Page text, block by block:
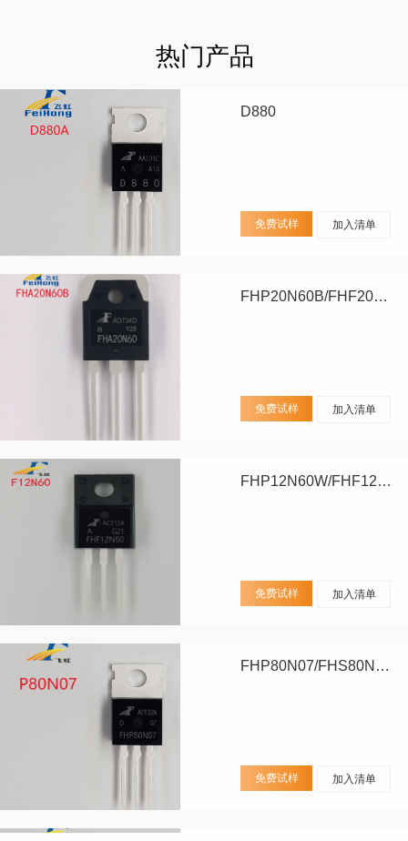
热门产品
D880
免费试样 加入清单
FHP20N60B/FHF20N60B/FHA20N60B
免费试样 加入清单
FHP12N60W/FHF12N60W
免费试样 加入清单
FHP80N07/FHS80N07/FHD80N07
免费试样 加入清单